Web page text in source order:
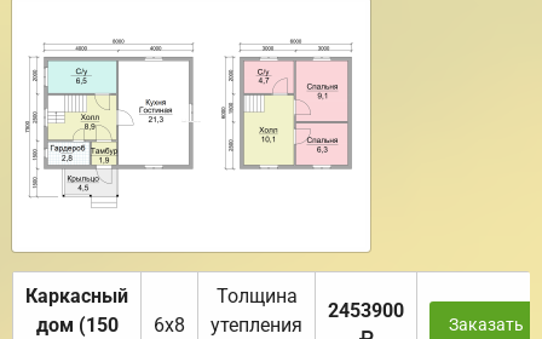
Каркасный
дом (150
6х8
Толщина
утепления
2453900
Заказать